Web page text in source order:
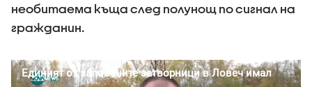
необитаема къща след полунощ по сигнал на
гражданин.